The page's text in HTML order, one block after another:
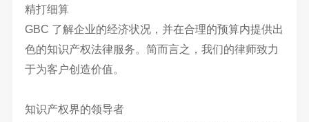
精打细算
GBC 了解企业的经济状况，并在合理的预算内提供出
色的知识产权法律服务。简而言之，我们的律师致力
于为客户创造价值。
知识产权界的领导者